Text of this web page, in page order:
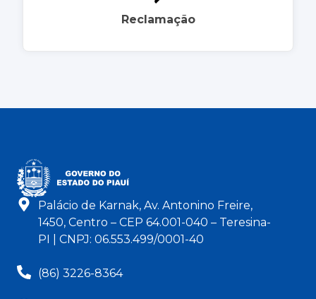
Reclamação
Palácio de Karnak, Av. Antonino Freire,
1450, Centro – CEP 64.001-040 – Teresina-
PI | CNPJ: 06.553.499/0001-40
(86) 3226-8364